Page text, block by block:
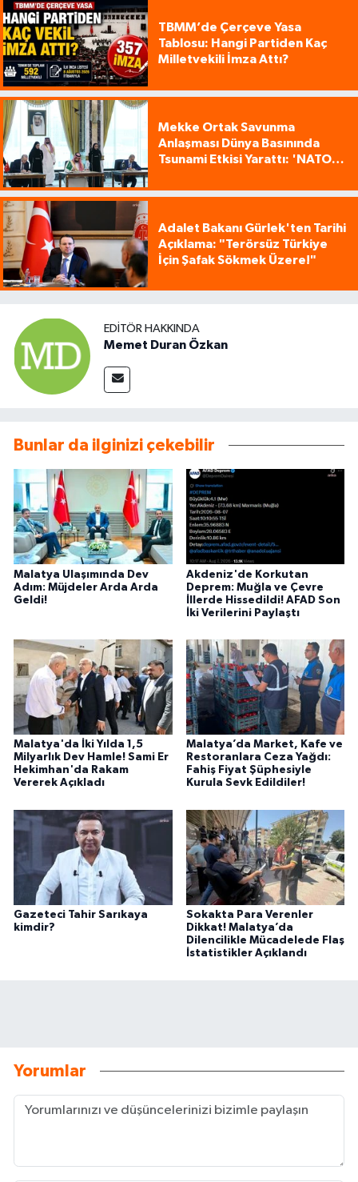
TBMM’de Çerçeve Yasa
Tablosu: Hangi Partiden Kaç
Milletvekili İmza Attı?
Mekke Ortak Savunma
Anlaşması Dünya Basınında
Tsunami Etkisi Yarattı: 'NATO
Adalet Bakanı Gürlek'ten Tarihi
Açıklama: "Terörsüz Türkiye
İçin Şafak Sökmek Üzere!"
EDITÖR HAKKINDA
Memet Duran Özkan
Bunlar da ilginizi çekebilir
Malatya Ulaşımında Dev
Adım: Müjdeler Arda Arda
Geldi!
Akdeniz'de Korkutan
Deprem: Muğla ve Çevre
İllerde Hissedildi! AFAD Son
İki Verilerini Paylaştı
Malatya'da İki Yılda 1,5
Milyarlık Dev Hamle! Sami Er
Hekimhan'da Rakam
Vererek Açıkladı
Malatya’da Market, Kafe ve
Restoranlara Ceza Yağdı:
Fahiş Fiyat Şüphesiyle
Kurula Sevk Edildiler!
Gazeteci Tahir Sarıkaya
kimdir?
Sokakta Para Verenler
Dikkat! Malatya’da
Dilencilikle Mücadelede Flaş
İstatistikler Açıklandı
Yorumlar